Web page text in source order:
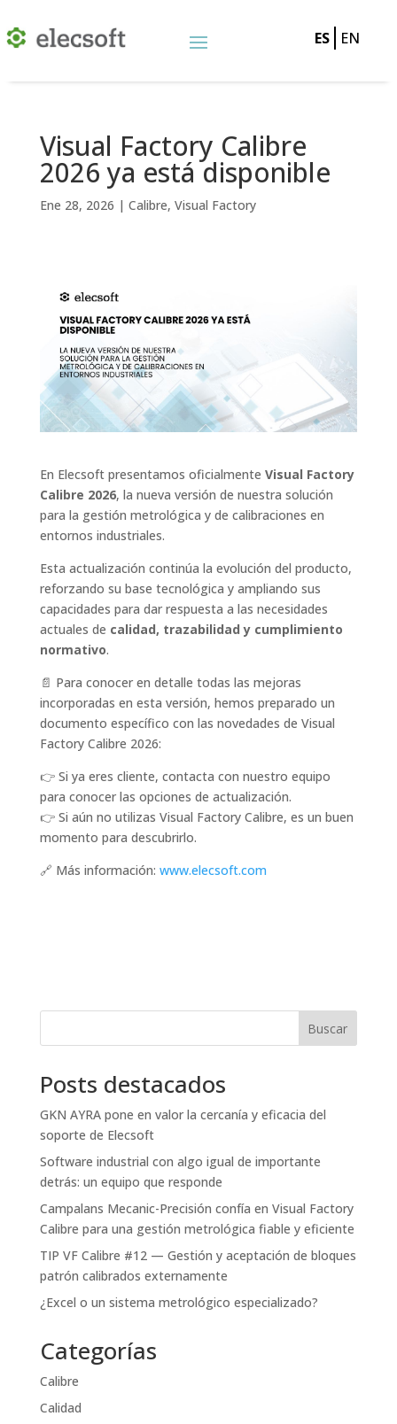
ES EN
Visual Factory Calibre
2026 ya está disponible
Ene 28, 2026 | Calibre, Visual Factory
En Elecsoft presentamos oficialmente Visual Factory
Calibre 2026, la nueva versión de nuestra solución
para la gestión metrológica y de calibraciones en
entornos industriales.
Esta actualización continúa la evolución del producto,
reforzando su base tecnológica y ampliando sus
capacidades para dar respuesta a las necesidades
actuales de calidad, trazabilidad y cumplimiento
normativo.
📄 Para conocer en detalle todas las mejoras
incorporadas en esta versión, hemos preparado un
documento específico con las novedades de Visual
Factory Calibre 2026:
👉 Si ya eres cliente, contacta con nuestro equipo
para conocer las opciones de actualización.
👉 Si aún no utilizas Visual Factory Calibre, es un buen
momento para descubrirlo.
🔗 Más información: www.elecsoft.com
Buscar
Posts destacados
GKN AYRA pone en valor la cercanía y eficacia del
soporte de Elecsoft
Software industrial con algo igual de importante
detrás: un equipo que responde
Campalans Mecanic-Precisión confía en Visual Factory
Calibre para una gestión metrológica fiable y eficiente
TIP VF Calibre #12 — Gestión y aceptación de bloques
patrón calibrados externamente
¿Excel o un sistema metrológico especializado?
Categorías
Calibre
Calidad